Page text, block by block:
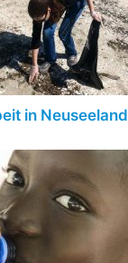
in Neuseeland